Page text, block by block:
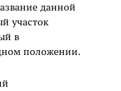
данной
участок
в
положении.